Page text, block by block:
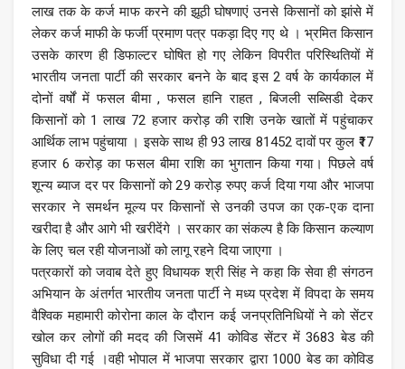
लाख तक के कर्ज माफ करने की झूठी घोषणाएं उनसे किसानों को झांसे में
लेकर कर्ज माफी के फर्जी प्रमाण पत्र पकड़ा दिए गए थे । भ्रमित किसान
उसके कारण ही डिफाल्टर घोषित हो गए लेकिन विपरीत परिस्थितियों में
भारतीय जनता पार्टी की सरकार बनने के बाद इस 2 वर्ष के कार्यकाल में
दोनों वर्षों में फसल बीमा , फसल हानि राहत , बिजली सब्सिडी देकर
किसानों को 1 लाख 72 हजार करोड़ की राशि उनके खातों में पहुंचाकर
आर्थिक लाभ पहुंचाया । इसके साथ ही 93 लाख 81452 दावों पर कुल ₹17
हजार 6 करोड़ का फसल बीमा राशि का भुगतान किया गया। पिछले वर्ष
शून्य ब्याज दर पर किसानों को 29 करोड़ रुपए कर्ज दिया गया और भाजपा
सरकार ने समर्थन मूल्य पर किसानों से उनकी उपज का एक-एक दाना
खरीदा है और आगे भी खरीदेंगे । सरकार का संकल्प है कि किसान कल्याण
के लिए चल रही योजनाओं को लागू रहने दिया जाएगा ।
पत्रकारों को जवाब देते हुए विधायक श्री सिंह ने कहा कि सेवा ही संगठन
अभियान के अंतर्गत भारतीय जनता पार्टी ने मध्य प्रदेश में विपदा के समय
वैश्विक महामारी कोरोना काल के दौरान कई जनप्रतिनिधियों ने को सेंटर
खोल कर लोगों की मदद की जिसमें 41 कोविड सेंटर में 3683 बेड की
सुविधा दी गई ।वही भोपाल में भाजपा सरकार द्वारा 1000 बेड का कोविड